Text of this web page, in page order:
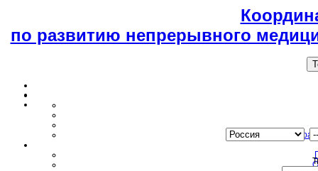
по развитию непрерывного